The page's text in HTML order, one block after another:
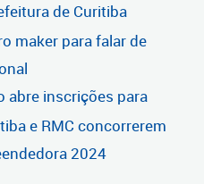
de Curitiba
maker para falar de
abre inscrições para
e RMC concorrerem
2024